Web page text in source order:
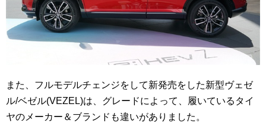
また、フルモデルチェンジをして新発売をした新型ヴェゼ
ル/ベゼル(VEZEL)は、グレードによって、履いているタイ
ヤのメーカー＆ブランドも違いがありました。